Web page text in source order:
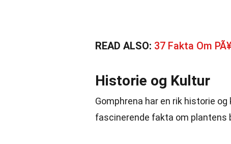
READ ALSO: 37 Fakta Om
Historie og Kultur
Gomphrena har en rik historie
fascinerende fakta om plantens